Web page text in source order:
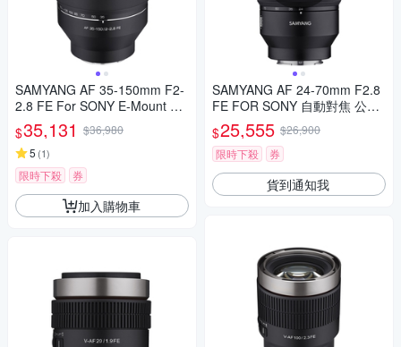
SAMYANG AF 35-150mm F2-
2.8 FE For SONY E-Mount 自
動對焦鏡頭 公司貨
$35,131 $36,980
5 (1)
限時下殺 券
加入購物車
SAMYANG AF 24-70mm F2.8
FE FOR SONY 自動對焦 公司
貨
$25,555 $26,900
限時下殺
券
貨到通知我